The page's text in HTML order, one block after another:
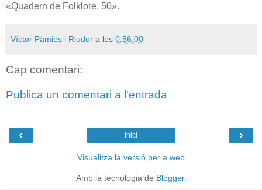
«Quadern de Folklore, 50».
Víctor Pàmies i Riudor a les 0:56:00
Cap comentari:
Publica un comentari a l'entrada
‹ ›
Inici
Visualitza la versió per a web
Amb la tecnologia de Blogger.